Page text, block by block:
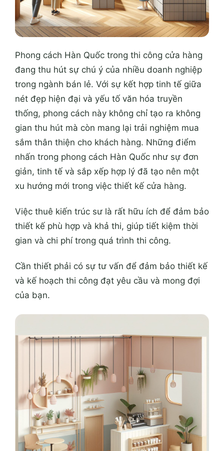
Phong cách Hàn Quốc trong thi công cửa hàng
đang thu hút sự chú ý của nhiều doanh nghiệp
trong ngành bán lẻ. Với sự kết hợp tinh tế giữa
nét đẹp hiện đại và yếu tố văn hóa truyền
thống, phong cách này không chỉ tạo ra không
gian thu hút mà còn mang lại trải nghiệm mua
sắm thân thiện cho khách hàng. Những điểm
nhấn trong phong cách Hàn Quốc như sự đơn
giản, tinh tế và sắp xếp hợp lý đã tạo nên một
xu hướng mới trong việc thiết kế cửa hàng.
Việc thuê kiến trúc sư là rất hữu ích để đảm bảo
thiết kế phù hợp và khả thi, giúp tiết kiệm thời
gian và chi phí trong quá trình thi công.
Cần thiết phải có sự tư vấn để đảm bảo thiết kế
và kế hoạch thi công đạt yêu cầu và mong đợi
của bạn.